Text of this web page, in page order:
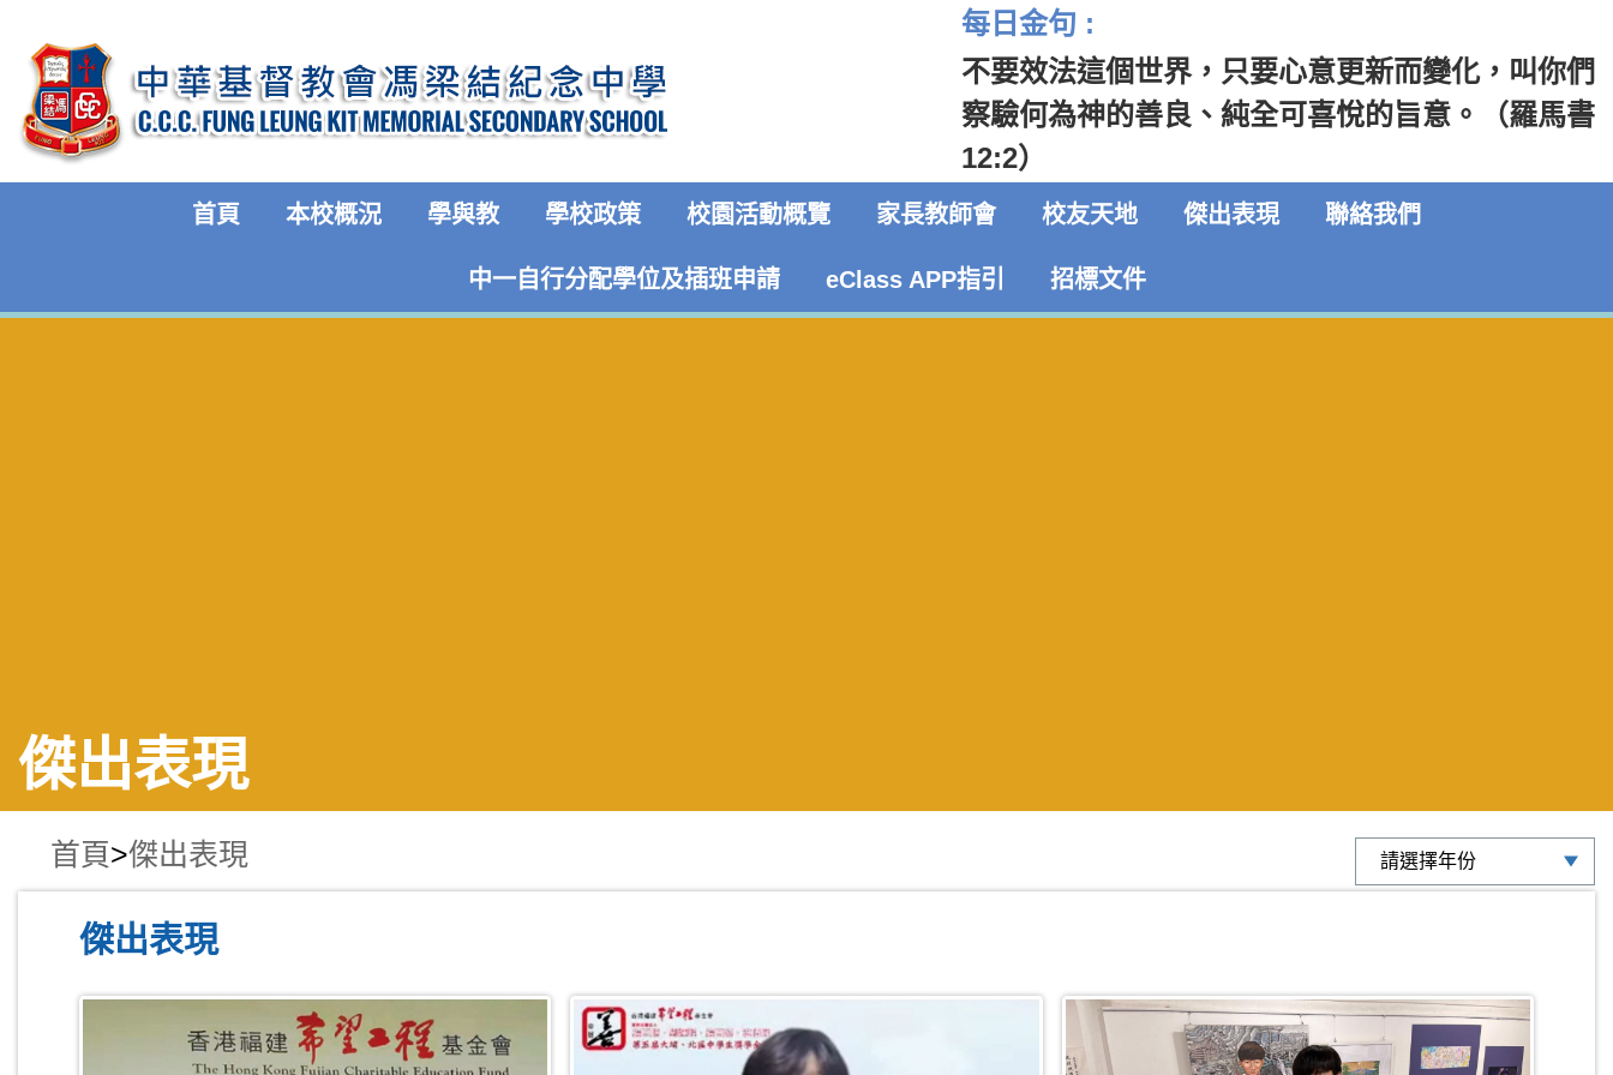
每日金句 :
不要效法這個世界，只要心意更新而變化，叫你們
察驗何為神的善良、純全可喜悅的旨意。（羅馬書
12:2）
首頁 本校概況 學與教 學校政策 校園活動概覽 家長教師會 校友天地 傑出表現 聯絡我們
中一自行分配學位及插班申請 eClass APP指引 招標文件
傑出表現
首頁>傑出表現
傑出表現